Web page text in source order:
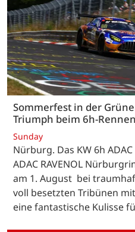
Sommerfest in der
Triumph beim 6h-Rennen
Sunday
Nürburg. Das KW 6h
ADAC RAVENOL
am 1. August bei
voll besetzten Tribünen
eine fantastische Kulisse